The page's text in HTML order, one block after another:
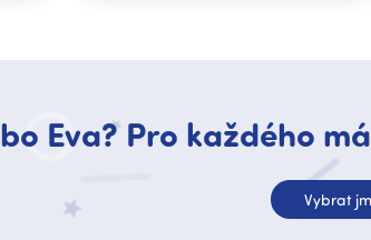
Eva? Pro každého
Vybrat